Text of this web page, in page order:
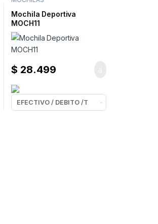
Mochila Deportiva
MOCH11
$ 28.499